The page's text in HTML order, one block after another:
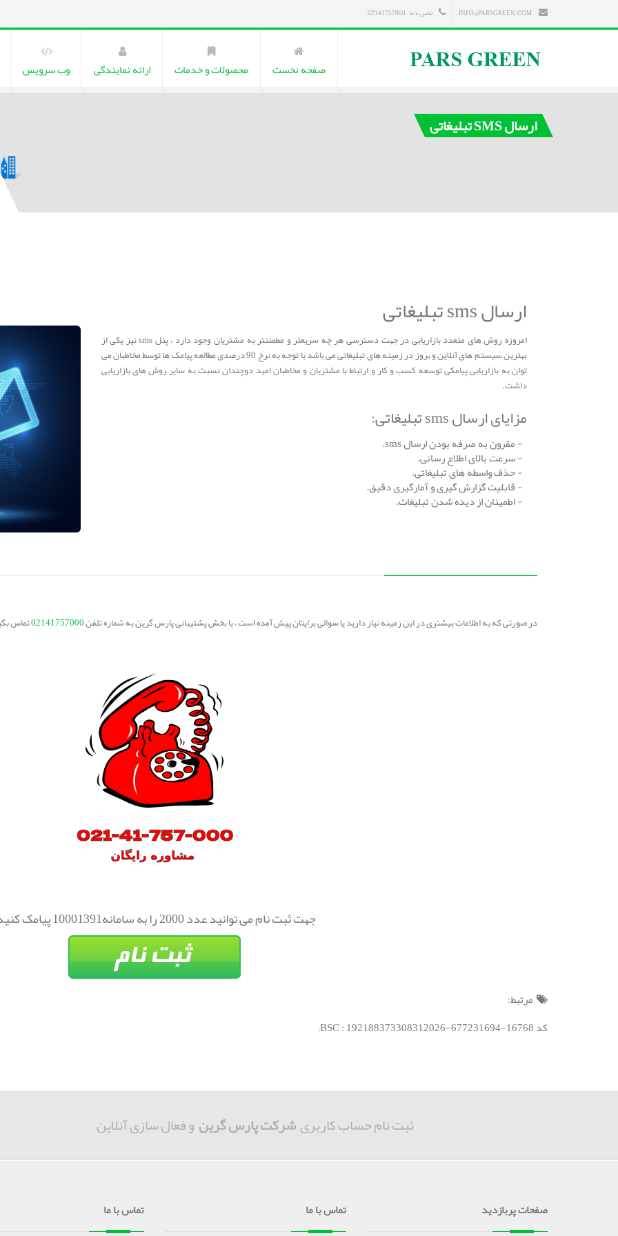
تماس با ما : 02141757000
صفحه نخست محصولات و خدمات ارائه نمایندگی وب سرویس
ارسال SMS تبلیغاتی
ارسال sms تبلیغاتی
امروزه روش های متعدد بازاریابی در جهت دسترسی هر چه سریعتر و مطمئنتر به مشتریان وجود دارد ، پنل sms نیز یکی از
بهترین سیستم های آنلاین و بروز در زمینه های تبلیغاتی می باشد با توجه به نرخ 90 درصدی مطالعه پیامک ها توسط مخاطبان می
توان به بازاریابی پیامکی توسعه کسب و کار و ارتباط با مشتریان و مخاطبان امید دوچندان نسبت به سایر روش های بازاریابی
داشت.
مزایای ارسال sms تبلیغاتی:
- مقرون به صرفه بودن ارسال sms.
- سرعت بالای اطلاع رسانی.
- حذف واسطه های تبلیغاتی.
- قابلیت گزارش گیری و آمارگیری دقیق.
- اطمینان از دیده شدن تبلیغات.
در صورتی که به اطلاعات بیشتری در این زمینه نیاز دارید یا سوالی برایتان پیش آمده است ، با بخش پشتیبانی پارس گرین به شماره تلفن02141757000تماس
جهت ثبت نام می توانید عدد 2000 را به سامانه10001391 پیامک کنید.
مرتبط:
کد BSC : 192188373308312026-677231694-16768;
ثبت نام حساب کاربریشرکت پارس گرین و فعال سازی آنلاین
صفحات پربازدید تماس با ما تماس با ما